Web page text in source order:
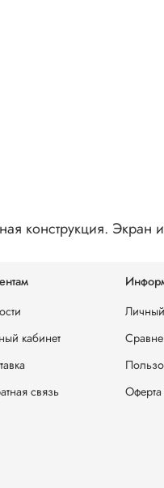
конструкция. Экран
кабинет
связь